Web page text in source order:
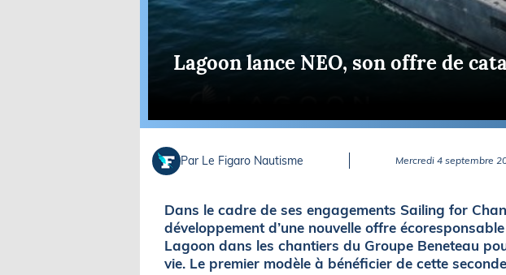
Lagoon lance NEO, son offre de
Par Le Figaro Nautisme Mercredi 4 septembre
Dans le cadre de ses engagements Sailing for
développement d’une nouvelle offre
Lagoon dans les chantiers du Groupe Beneteau
vie. Le premier modèle à bénéficier de cette